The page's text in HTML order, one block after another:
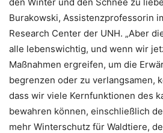
Burakowski, Assistenzprofessorin
Research Center der UNH. „Aber
alle lebenswichtig, und wenn wir
Maßnahmen ergreifen, um die
begrenzen oder zu verlangsamen,
dass wir viele Kernfunktionen des
bewahren können, einschließlich
mehr Winterschutz für Waldtiere,